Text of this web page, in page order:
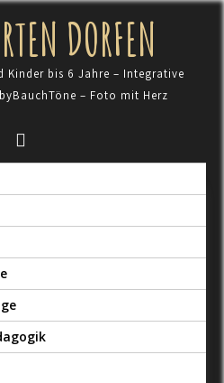
DORFEN
Kinder bis 6 Jahre – Integrative
– Foto mit Herz